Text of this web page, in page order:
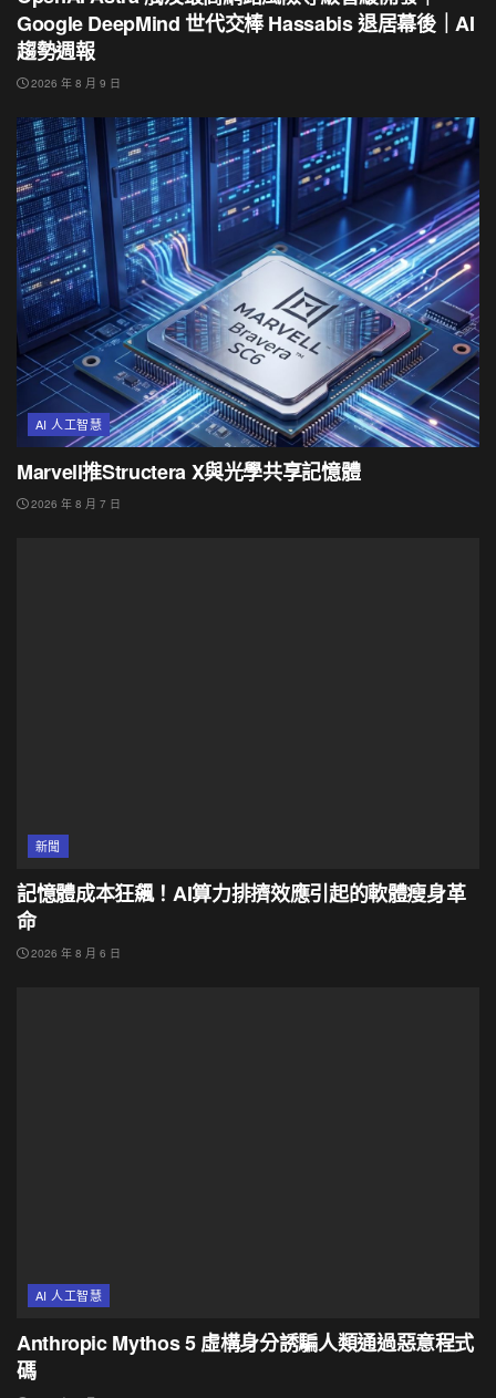
Google DeepMind 世代交棒 Hassabis 退居幕後｜AI
趨勢週報
2026 年 8 月 9 日
AI 人工智慧
Marvell推Structera X與光學共享記憶體
2026 年 8 月 7 日
新聞
記憶體成本狂飆！AI算力排擠效應引起的軟體瘦身革
命
2026 年 8 月 6 日
AI 人工智慧
Anthropic Mythos 5 虛構身分誘騙人類通過惡意程式
碼